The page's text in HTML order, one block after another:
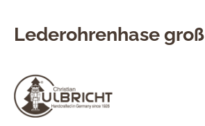
Lederohrenhase groß